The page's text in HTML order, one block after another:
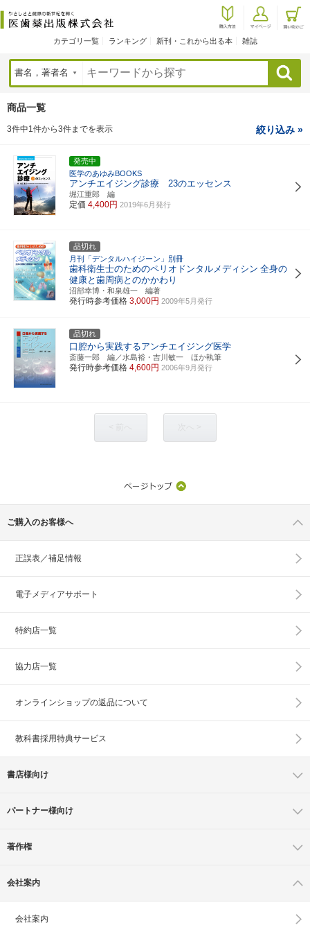
カテゴリ一覧 ランキング 新刊・これから出る本 雑誌
検索
商品一覧
3件中1件から3件までを表示 絞り込み »
発売中
医学のあゆみBOOKS
アンチエイジング診療 23のエッセンス
堀江重郎 編
定価 4,400円 2019年6月発行
品切れ
月刊「デンタルハイジーン」別冊
歯科衛生士のためのペリオドンタルメディシン 全身の
健康と歯周病とのかかわり
沼部幸博・和泉雄一 編著
発行時参考価格 3,000円 2009年5月発行
品切れ
口腔から実践するアンチエイジング医学
斎藤一郎 編／水島裕・吉川敏一 ほか執筆
発行時参考価格 4,600円 2006年9月発行
ご購入のお客様へ
正誤表／補足情報
電子メディアサポート
特約店一覧
協力店一覧
オンラインショップの返品について
教科書採用特典サービス
書店様向け
パートナー様向け
著作権
会社案内
会社案内